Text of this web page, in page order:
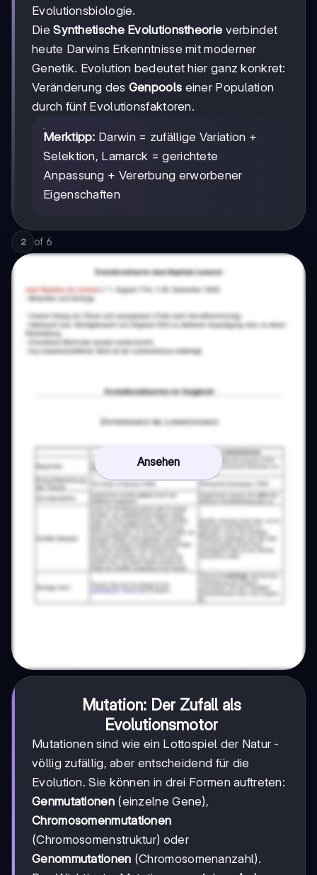
Evolutionsbiologie.
DieSynthetische Evolutionstheorie verbindet
heute Darwins Erkenntnisse mit moderner
Genetik. Evolution bedeutet hier ganz konkret:
Veränderung des Genpools einer Population
durch fünf Evolutionsfaktoren.
Merktipp: Darwin = zufällige Variation +
Selektion, Lamarck = gerichtete
Anpassung + Vererbung erworbener
Eigenschaften
2 of 6
Ansehen
Mutation: Der Zufall als
Evolutionsmotor
Mutationen sind wie ein Lottospiel der Natur -
völlig zufällig, aber entscheidend für die
Evolution. Sie können in drei Formen auftreten:
Genmutationen(einzelne Gene),
Chromosomenmutationen
(Chromosomenstruktur) oder
Genommutationen (Chromosomenanzahl).